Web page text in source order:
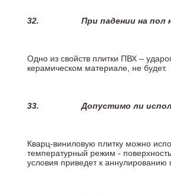
32. При падении на пол
Одно из свойств плитки ПВХ –
керамическом материале, не будет.
33.Допустимо ли
Кварц-виниловую плитку можно
температурный режим -
условия приведет к